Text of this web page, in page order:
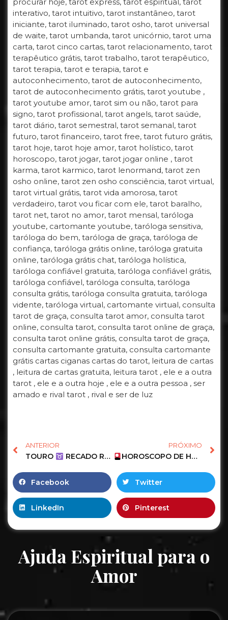
interativo, tarot intuitivo, tarot instantâneo, tarot
iniciante, tarot iluminado, tarot osho, tarot universal
de waite, tarot umbanda, tarot unicórnio, tarot uma
carta, tarot cinco cartas, tarot relacionamento, tarot
terapêutico grátis, tarot trabalho, tarot terapêutico,
tarot terapia, tarot e terapia, tarot e
autoconhecimento, tarot de autoconhecimento,
tarot de autoconhecimento grátis, tarot youtube ,
tarot youtube amor, tarot sim ou não, tarot para
signo, tarot profissional, tarot angels, tarot saúde,
tarot diário, tarot semestral, tarot semanal, tarot
futuro, tarot financeiro, tarot free, tarot futuro grátis,
tarot hoje, tarot hoje amor, tarot holístico, tarot
horoscopo, tarot jogar, tarot jogar online , tarot
karma, tarot karmico, tarot lenormand, tarot zen
osho online, tarot zen osho consciência, tarot virtual,
tarot virtual grátis, tarot vida amorosa, tarot
verdadeiro, tarot vou ficar com ele, tarot baralho,
tarot net, tarot no amor, tarot mensal, taróloga
youtube, cartomante youtube, taróloga sensitiva,
taróloga do bem, taróloga de graça, taróloga de
confiança, taróloga grátis online, taróloga gratuita
online, taróloga grátis chat, taróloga holística,
taróloga confiável gratuita, taróloga confiável grátis,
taróloga confiável, taróloga consulta, taróloga
consulta grátis, taróloga consulta gratuita, taróloga
vidente, taróloga virtual, cartomante virtual, consulta
tarot de graça, consulta tarot amor, consulta tarot
online, consulta tarot, consulta tarot online de graça,
consulta tarot online grátis, consulta tarot de graça,
consulta cartomante gratuita, consulta cartomante
grátis cartas ciganas cartas do tarot, leitura de cartas
, leitura de cartas gratuita, leitura tarot , ele e a outra
tarot , ele e a outra hoje , ele e a outra pessoa , ser
amado e rival tarot , rival e ser de luz
ANTERIOR
TOURO RECADO REGENTE NÃO FAÇA NADA
PRÓXIMO
HOROSCOPO DE HOJE …
Facebook Twitter
LinkedIn Pinterest
Ajuda Espiritual para o
Amor